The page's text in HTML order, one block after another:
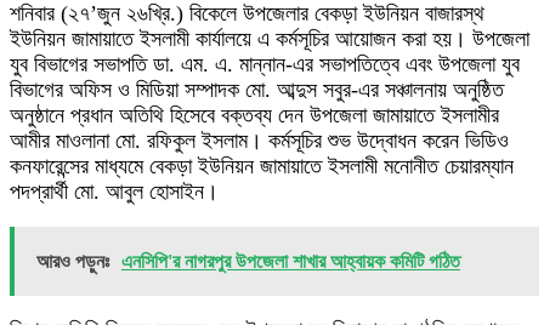
শনিবার (২৭’জুন ২৬খ্রি.) বিকেলে উপজেলার বেকড়া ইউনিয়ন বাজারস্থ
ইউনিয়ন জামায়াতে ইসলামী কার্যালয়ে এ কর্মসূচির আয়োজন করা হয়। উপজেলা
যুব বিভাগের সভাপতি ডা. এম. এ. মান্নান-এর সভাপতিত্বে এবং উপজেলা যুব
বিভাগের অফিস ও মিডিয়া সম্পাদক মো. আব্দুস সবুর-এর সঞ্চালনায় অনুষ্ঠিত
অনুষ্ঠানে প্রধান অতিথি হিসেবে বক্তব্য দেন উপজেলা জামায়াতে ইসলামীর
আমীর মাওলানা মো. রফিকুল ইসলাম। কর্মসূচির শুভ উদ্বোধন করেন ভিডিও
কনফারেন্সের মাধ্যমে বেকড়া ইউনিয়ন জামায়াতে ইসলামী মনোনীত চেয়ারম্যান
পদপ্রার্থী মো. আবুল হোসাইন।
আরও পড়ুনঃ এনসিপি'র নাগরপুর উপজেলা শাখার আহ্বায়ক কমিটি গঠিত